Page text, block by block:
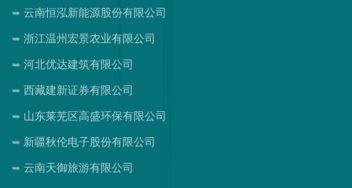
云南恒泓新能源股份有限公司
浙江温州宏景农业有限公司
河北优达建筑有限公司
西藏建新证券有限公司
山东莱芜区高盛环保有限公司
新疆秋伦电子股份有限公司
云南天御旅游有限公司